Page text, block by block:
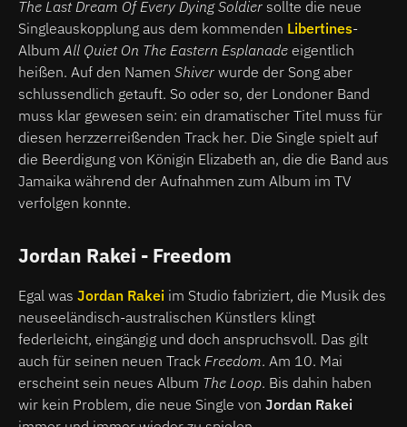
The Last Dream Of Every Dying Soldier sollte die neue
Singleauskopplung aus dem kommenden Libertines-
AlbumAll Quiet On The Eastern Esplanade eigentlich
heißen. Auf den Namen Shiver wurde der Song aber
schlussendlich getauft. So oder so, der Londoner Band
muss klar gewesen sein: ein dramatischer Titel muss für
diesen herzzerreißenden Track her. Die Single spielt auf
die Beerdigung von Königin Elizabeth an, die die Band aus
Jamaika während der Aufnahmen zum Album im TV
verfolgen konnte.
Jordan Rakei - Freedom
Egal was Jordan Rakei im Studio fabriziert, die Musik des
neuseeländisch-australischen Künstlers klingt
federleicht, eingängig und doch anspruchsvoll. Das gilt
auch für seinen neuen Track Freedom. Am 10. Mai
erscheint sein neues Album The Loop. Bis dahin haben
wir kein Problem, die neue Single von Jordan Rakei